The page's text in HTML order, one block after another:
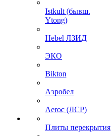
Istkult (бывш.
Ytong)
Hebel ЛЗИД
ЭКО
Bikton
Аэробел
Aeroc (ЛСР)
Плиты перекрытия